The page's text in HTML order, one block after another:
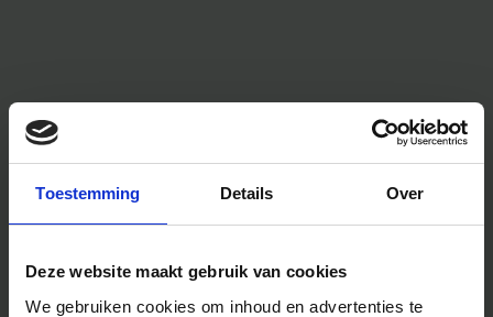
Toestemming Details Over
Deze website maakt gebruik van cookies
We gebruiken cookies om inhoud en advertenties te